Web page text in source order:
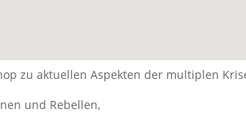
zu aktuellen Aspekten der multiplen
und Rebellen,